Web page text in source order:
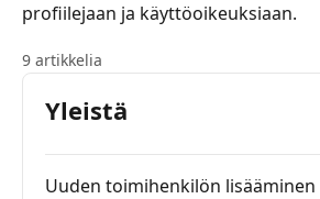
profiilejaan ja käyttöoikeuksiaan.
9 artikkelia
Yleistä
Uuden toimihenkilön lisääminen